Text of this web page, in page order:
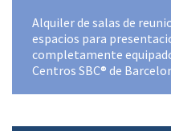
Alquiler de salas de
espacios para
completamente
Centros SBC® de